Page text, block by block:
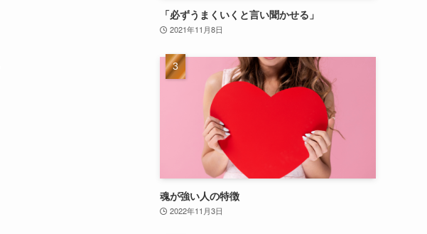
「必ずうまくいくと言い聞かせる」
2021年11月8日
魂が強い人の特徴
2022年11月3日